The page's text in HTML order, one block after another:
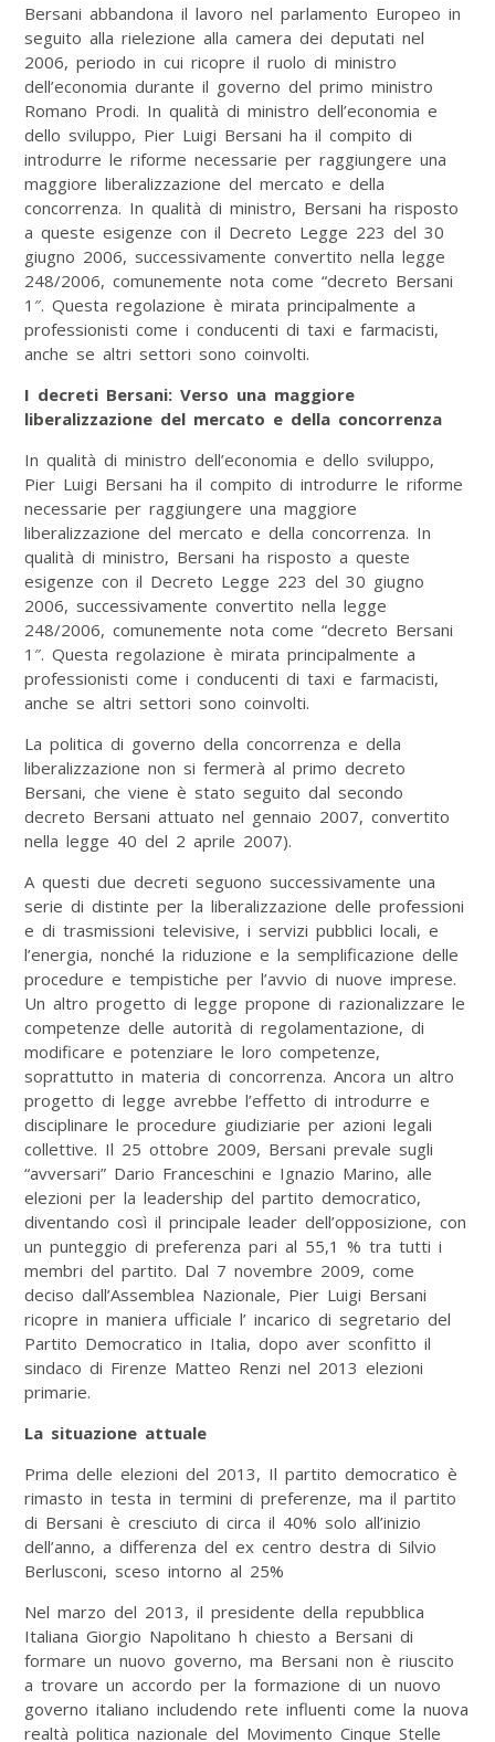
Bersani abbandona il lavoro nel parlamento Europeo in
seguito alla rielezione alla camera dei deputati nel
2006, periodo in cui ricopre il ruolo di ministro
dell’economia durante il governo del primo ministro
Romano Prodi. In qualità di ministro dell’economia e
dello sviluppo, Pier Luigi Bersani ha il compito di
introdurre le riforme necessarie per raggiungere una
maggiore liberalizzazione del mercato e della
concorrenza. In qualità di ministro, Bersani ha risposto
a queste esigenze con il Decreto Legge 223 del 30
giugno 2006, successivamente convertito nella legge
248/2006, comunemente nota come “decreto Bersani
1″. Questa regolazione è mirata principalmente a
professionisti come i conducenti di taxi e farmacisti,
anche se altri settori sono coinvolti.
I decreti Bersani: Verso una maggiore
liberalizzazione del mercato e della concorrenza
In qualità di ministro dell’economia e dello sviluppo,
Pier Luigi Bersani ha il compito di introdurre le riforme
necessarie per raggiungere una maggiore
liberalizzazione del mercato e della concorrenza. In
qualità di ministro, Bersani ha risposto a queste
esigenze con il Decreto Legge 223 del 30 giugno
2006, successivamente convertito nella legge
248/2006, comunemente nota come “decreto Bersani
1″. Questa regolazione è mirata principalmente a
professionisti come i conducenti di taxi e farmacisti,
anche se altri settori sono coinvolti.
La politica di governo della concorrenza e della
liberalizzazione non si fermerà al primo decreto
Bersani, che viene è stato seguito dal secondo
decreto Bersani attuato nel gennaio 2007, convertito
nella legge 40 del 2 aprile 2007).
A questi due decreti seguono successivamente una
serie di distinte per la liberalizzazione delle professioni
e di trasmissioni televisive, i servizi pubblici locali, e
l’energia, nonché la riduzione e la semplificazione delle
procedure e tempistiche per l’avvio di nuove imprese.
Un altro progetto di legge propone di razionalizzare le
competenze delle autorità di regolamentazione, di
modificare e potenziare le loro competenze,
soprattutto in materia di concorrenza. Ancora un altro
progetto di legge avrebbe l’effetto di introdurre e
disciplinare le procedure giudiziarie per azioni legali
collettive. Il 25 ottobre 2009, Bersani prevale sugli
“avversari” Dario Franceschini e Ignazio Marino, alle
elezioni per la leadership del partito democratico,
diventando così il principale leader dell’opposizione, con
un punteggio di preferenza pari al 55,1 % tra tutti i
membri del partito. Dal 7 novembre 2009, come
deciso dall’Assemblea Nazionale, Pier Luigi Bersani
ricopre in maniera ufficiale l’ incarico di segretario del
Partito Democratico in Italia, dopo aver sconfitto il
sindaco di Firenze Matteo Renzi nel 2013 elezioni
primarie.
La situazione attuale
Prima delle elezioni del 2013, Il partito democratico è
rimasto in testa in termini di preferenze, ma il partito
di Bersani è cresciuto di circa il 40% solo all’inizio
dell’anno, a differenza del ex centro destra di Silvio
Berlusconi, sceso intorno al 25%
Nel marzo del 2013, il presidente della repubblica
Italiana Giorgio Napolitano h chiesto a Bersani di
formare un nuovo governo, ma Bersani non è riuscito
a trovare un accordo per la formazione di un nuovo
governo italiano includendo rete influenti come la nuova
realtà politica nazionale del Movimento Cinque Stelle